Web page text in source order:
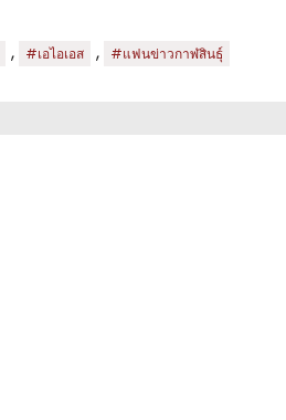
, #เอไอเอส , #แฟนข่าวกาฬสินธุ์